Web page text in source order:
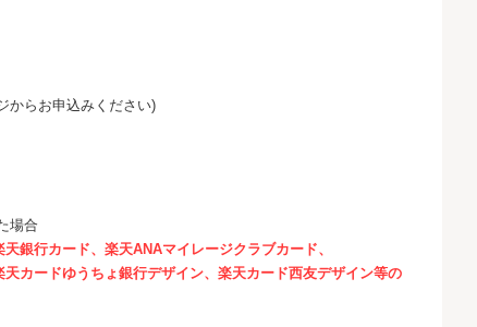
からお申込みください)
場合
銀行カード、楽天ANAマイレージクラブカード、
カードゆうちょ銀行デザイン、楽天カード西友デザイン等の